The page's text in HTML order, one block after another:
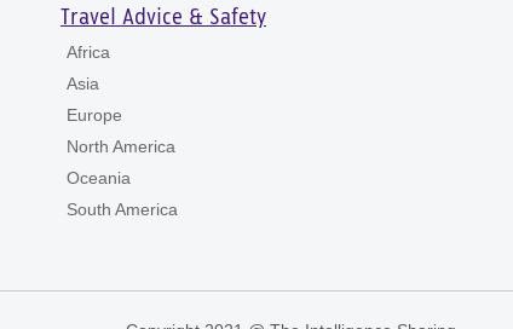
Travel Advice & Safety
Africa
Asia
Europe
North America
Oceania
South America